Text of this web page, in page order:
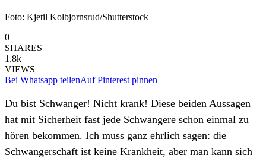
Foto: Kjetil Kolbjornsrud/Shutterstock
0
SHARES
1.8k
VIEWS
Bei Whatsapp teilenAuf Pinterest pinnen
Du bist Schwanger! Nicht krank! Diese beiden Aussagen
hat mit Sicherheit fast jede Schwangere schon einmal zu
hören bekommen. Ich muss ganz ehrlich sagen: die
Schwangerschaft ist keine Krankheit, aber man kann sich